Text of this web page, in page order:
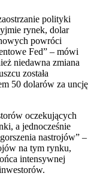
polityki
rynek, dolar
powróci
Fed” – mówi
niedawna zmiana
została
50 dolarów za uncję
oczekujących
a jednocześnie
nastrojów” –
na tym rynku,
intensywnej